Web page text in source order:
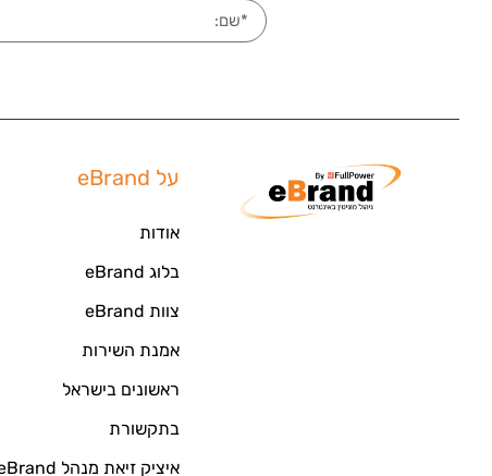
על eBrand
אודות
בלוג eBrand
צוות eBrand
אמנת השירות
ראשונים בישראל
בתקשורת
איציק זיאת מנהל eBrand